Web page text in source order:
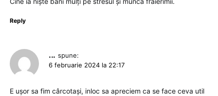
Reply
... spune:
6 februarie 2024 la 22:17
E ușor sa fim cârcotași, inloc sa apreciem ca se face ceva util